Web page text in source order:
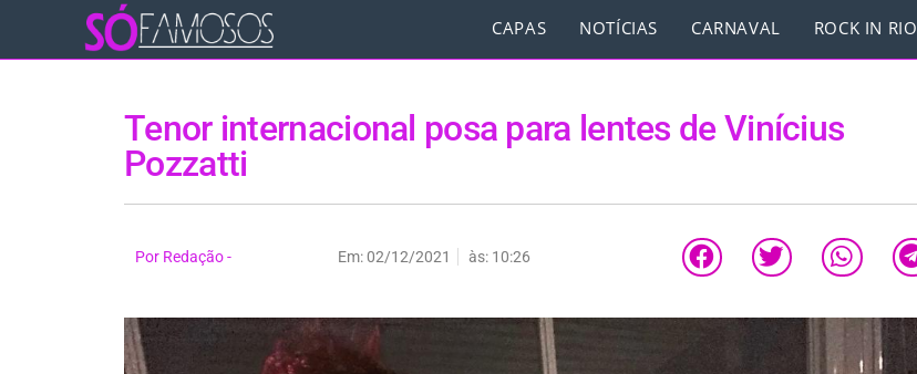
CAPAS NOTÍCIAS CARNAVAL ROCK IN RIO
Tenor internacional posa para lentes de Vinícius
Pozzatti
Por Redação - Em:02/12/2021 às: 10:26